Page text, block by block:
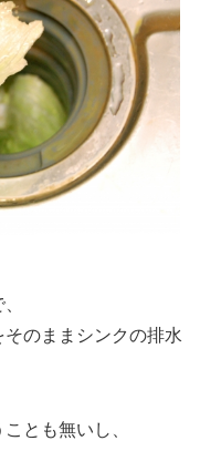
のままシンクの排水
とも無いし、